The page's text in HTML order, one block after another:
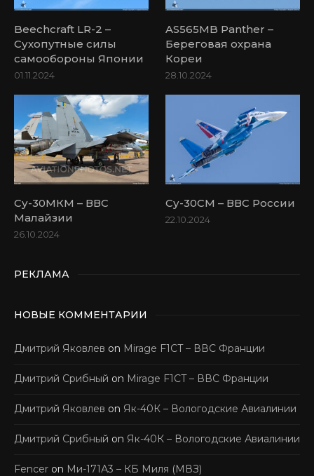
Beechcraft LR-2 –
Сухопутные силы
самообороны Японии
01.11.2024
AS565MB Panther –
Береговая охрана
Кореи
28.10.2024
Су-30МКМ – ВВС
Малайзии
26.10.2024
Су-30СМ – ВВС России
22.10.2024
РЕКЛАМА
НОВЫЕ КОММЕНТАРИИ
Дмитрий Яковлев on Mirage F1CT – ВВС Франции
Дмитрий Срибный on Mirage F1CT – ВВС Франции
Дмитрий Яковлев on Як-40К – Вологодские Авиалинии
Дмитрий Срибный on Як-40К – Вологодские Авиалинии
Fencer on Ми-171А3 – КБ Миля (МВЗ)